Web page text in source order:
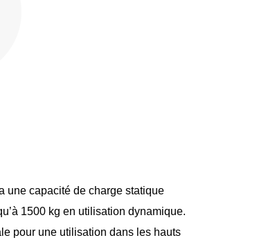
une capacité de charge statique
1500 kg en utilisation dynamique.
pour une utilisation dans les hauts